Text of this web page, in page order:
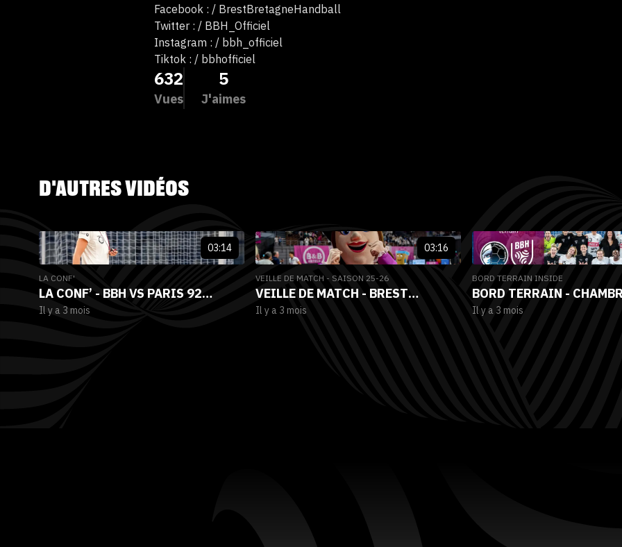
Facebook : / BrestBretagneHandball
Twitter : / BBH_Officiel
Instagram : / bbh_officiel
Tiktok : / bbhofficiel
632
Vues
5
J'aimes
D'AUTRES VIDÉOS
03:14
LA CONF'
LA CONF’ - BBH VS PARIS 92
(JOURNÉE 24)
Il y a 3 mois
03:16
VEILLE DE MATCH - SAISON 25-26
VEILLE DE MATCH - BREST
BRETAGNE HANDBALL VS PARIS 92
Il y a 3 mois
BORD TERRAIN INSIDE
BORD TERRAIN -
BREST BRETAGNE
Il y a 3 mois